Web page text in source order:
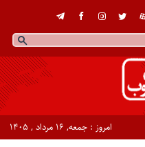
امروز : جمعه, ۱۶ مرداد , ۱۴۰۵